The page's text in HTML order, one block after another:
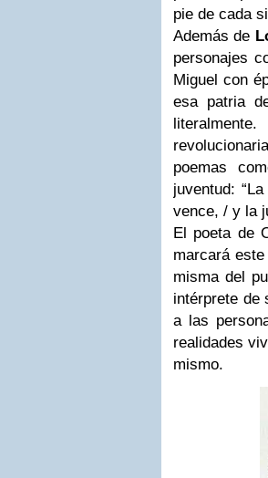
pie de cada
Además de
personajes
Miguel con
esa patria
poemas
juventud:
vence, / y la
El poeta de
marcará este
misma del
intérprete de
a las
realidades
mismo.